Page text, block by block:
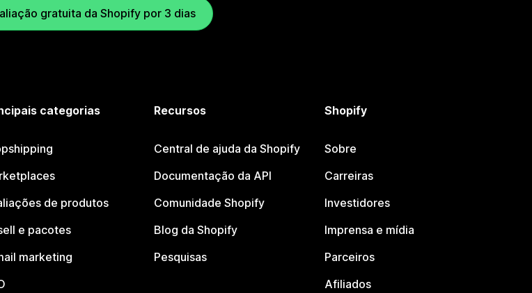
gratuita da Shopify por 3 dias
categorias
de produtos
e pacotes
marketing
Recursos
Central de ajuda da Shopify
Documentação da API
Comunidade Shopify
Blog da Shopify
Pesquisas
Shopify
Sobre
Carreiras
Investidores
Imprensa e mídia
Parceiros
Afiliados